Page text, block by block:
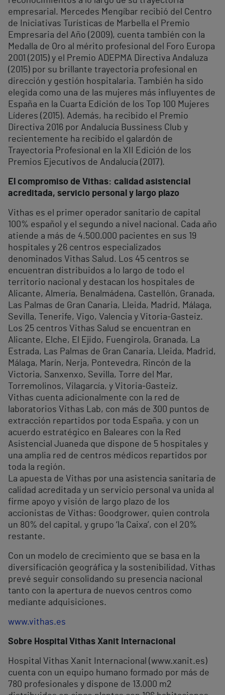
empresarial. Mercedes Mengíbar recibió del Centro
de Iniciativas Turísticas de Marbella el Premio
Empresaria del Año (2009), cuenta también con la
Medalla de Oro al mérito profesional del Foro Europa
2001 (2015) y el Premio ADEPMA Directiva Andaluza
(2015) por su brillante trayectoria profesional en
dirección y gestión hospitalaria. También ha sido
elegida como una de las mujeres más influyentes de
España en la Cuarta Edición de los Top 100 Mujeres
Líderes (2015). Además, ha recibido el Premio
Directiva 2016 por Andalucía Bussiness Club y
recientemente ha recibido el galardón de
Trayectoria Profesional en la XII Edición de los
Premios Ejecutivos de Andalucía (2017).
El compromiso de Vithas: calidad asistencial
acreditada, servicio personal y largo plazo
Vithas es el primer operador sanitario de capital
100% español y el segundo a nivel nacional. Cada año
atiende a más de 4.500.000 pacientes en sus 19
hospitales y 26 centros especializados
denominados Vithas Salud. Los 45 centros se
encuentran distribuidos a lo largo de todo el
territorio nacional y destacan los hospitales de
Alicante, Almería, Benalmádena, Castellón, Granada,
Las Palmas de Gran Canaria, Lleida, Madrid, Málaga,
Sevilla, Tenerife, Vigo, Valencia y Vitoria-Gasteiz.
Los 25 centros Vithas Salud se encuentran en
Alicante, Elche, El Ejido, Fuengirola, Granada, La
Estrada, Las Palmas de Gran Canaria, Lleida, Madrid,
Málaga, Marín, Nerja, Pontevedra, Rincón de la
Victoria, Sanxenxo, Sevilla, Torre del Mar,
Torremolinos, Vilagarcía, y Vitoria-Gasteiz.
Vithas cuenta adicionalmente con la red de
laboratorios Vithas Lab, con más de 300 puntos de
extracción repartidos por toda España, y con un
acuerdo estratégico en Baleares con la Red
Asistencial Juaneda que dispone de 5 hospitales y
una amplia red de centros médicos repartidos por
toda la región.
La apuesta de Vithas por una asistencia sanitaria de
calidad acreditada y un servicio personal va unida al
firme apoyo y visión de largo plazo de los
accionistas de Vithas: Goodgrower, quien controla
un 80% del capital, y grupo ‘la Caixa’, con el 20%
restante.
Con un modelo de crecimiento que se basa en la
diversificación geográfica y la sostenibilidad, Vithas
prevé seguir consolidando su presencia nacional
tanto con la apertura de nuevos centros como
mediante adquisiciones.
www.vithas.es
Sobre Hospital Vithas Xanit Internacional
Hospital Vithas Xanit Internacional (www.xanit.es)
cuenta con un equipo humano formado por más de
780 profesionales y dispone de 13.000 m2